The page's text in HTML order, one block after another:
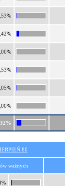
80
ważnych